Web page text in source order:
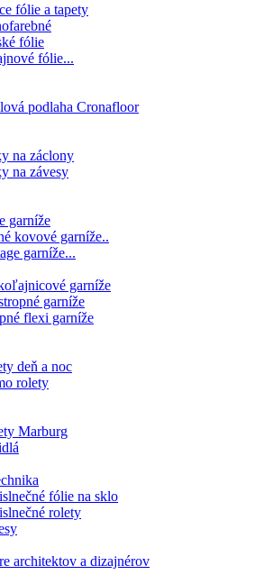
fólie a tapety
fólie
fólie...
podlaha Cronafloor
na záclony
na závesy
garníže
kovové garníže..
garníže...
garníže
garníže
flexi garníže
deň a noc
rolety
Marburg
fólie na sklo
rolety
architektov a dizajnérov